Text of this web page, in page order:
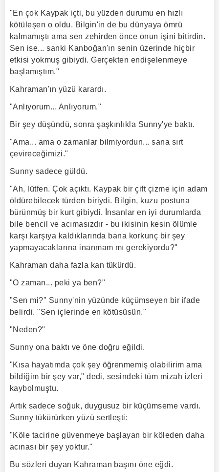
"En çok Kaypak içti, bu yüzden durumu en hızlı
kötüleşen o oldu. Bilgin'in de bu dünyaya ömrü
kalmamıştı ama sen zehirden önce onun işini bitirdin.
Sen ise... sanki Kanboğan'ın senin üzerinde hiçbir
etkisi yokmuş gibiydi. Gerçekten endişelenmeye
başlamıştım."
Kahraman'ın yüzü karardı.
"Anlıyorum... Anlıyorum."
Bir şey düşündü, sonra şaşkınlıkla Sunny'ye baktı.
"Ama... ama o zamanlar bilmiyordun... sana sırt
çevireceğimizi."
Sunny sadece güldü.
"Ah, lütfen. Çok açıktı. Kaypak bir çift çizme için adam
öldürebilecek türden biriydi. Bilgin, kuzu postuna
bürünmüş bir kurt gibiydi. İnsanlar en iyi durumlarda
bile bencil ve acımasızdır - bu ikisinin kesin ölümle
karşı karşıya kaldıklarında bana korkunç bir şey
yapmayacaklarına inanmam mı gerekiyordu?"
Kahraman daha fazla kan tükürdü.
"O zaman... peki ya ben?"
"Sen mi?" Sunny'nin yüzünde küçümseyen bir ifade
belirdi. "Sen içlerinde en kötüsüsün."
"Neden?"
Sunny ona baktı ve öne doğru eğildi.
"Kısa hayatımda çok şey öğrenmemiş olabilirim ama
bildiğim bir şey var," dedi, sesindeki tüm mizah izleri
kaybolmuştu.
Artık sadece soğuk, duygusuz bir küçümseme vardı.
Sunny tükürürken yüzü sertleşti:
"Köle tacirine güvenmeye başlayan bir köleden daha
acınası bir şey yoktur."
Bu sözleri duyan Kahraman başını öne eğdi.